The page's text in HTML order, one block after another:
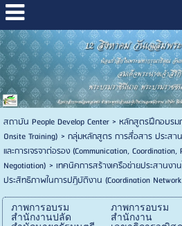
สถาบัน People Develop Center> หลักสูตรฝึกอบรม
Onsite Training) > กลุ่มหลักสูตร การสื่อสาร ประสา
และการเจรจาต่อรอง (Communication,
Negotiation) > เทคนิคการสร้างเครือข่ายประสานงา
ประสิทธิภาพในการปฏิบัติงาน (Coordination
ภาพการอบรม
สำนักงานปลัด
ภาพการอบรม
สำนักงาน